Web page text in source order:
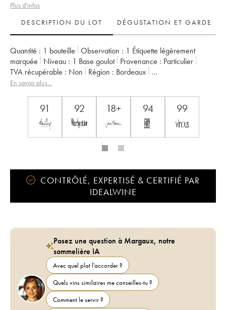
Plus d'infos
DESCRIPTION DU LOT
DÉGUSTATION ET GARDE
Quantité : 1 bouteille Observation : 1 Étiquette légèrement
marquée
Niveau : 1 Base goulot Provenance : particulier
TVA récupérable :
non Région :
Bordeaux
Appellation :
En savoir plus...
91 92 18+ 94 99
CONTRÔLÉ, EXPERTISÉ & CERTIFIÉ PAR
IDEALWINE
Posez une question à Margaux, notre
sommelière IA
Avec quel plat l'accorder ?
Quels vins similaires me conseilles-tu ?
Comment le servir ?